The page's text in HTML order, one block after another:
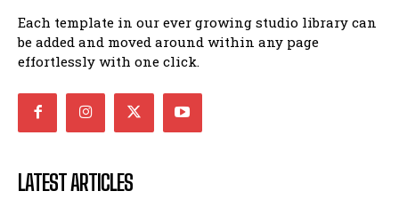
Each template in our ever growing studio library can
be added and moved around within any page
effortlessly with one click.
LATEST ARTICLES